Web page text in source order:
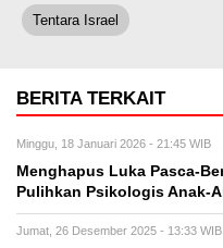
Tentara Israel
BERITA TERKAIT
Minggu, 18 Januari 2026 - 21:45 WIB
Menghapus Luka Pasca-
Pulihkan Psikologis Anak-
Jumat, 26 Desember 2025 - 13:33 WIB